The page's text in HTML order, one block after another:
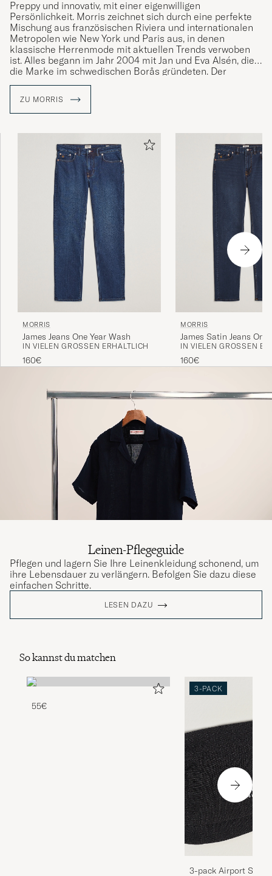
Preppy und innovativ, mit einer eigenwilligen
Persönlichkeit. Morris zeichnet sich durch eine perfekte
Mischung aus französischen Riviera und internationalen
Metropolen wie New York und Paris aus, in denen
klassische Herrenmode mit aktuellen Trends verwoben
ist. Alles begann im Jahr 2004 mit Jan und Eva Alsén, die
die Marke im schwedischen Borås gründeten. Der
bekannte Name Morris stammt von einem gleichnamigen
und 1970er Jahren in Stockholm seine Blütezeit hatte.
ZU MORRIS
MORRIS
James Jeans One Year Wash
IN VIELEN GRÖSSEN ERHÄLTLICH
160€
MORRIS
James Satin Jeans One
IN VIELEN GRÖSSEN
160€
Leinen-Pflegeguide
Pflegen und lagern Sie Ihre Leinenkleidung schonend, um
ihre Lebensdauer zu verlängern. Befolgen Sie dazu diese
einfachen Schritte.
LESEN DAZU
So kannst du matchen
55€
3-PACK
3-pack Airport